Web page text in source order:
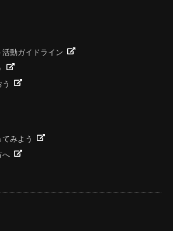
動ガイドライン
みよう
へ